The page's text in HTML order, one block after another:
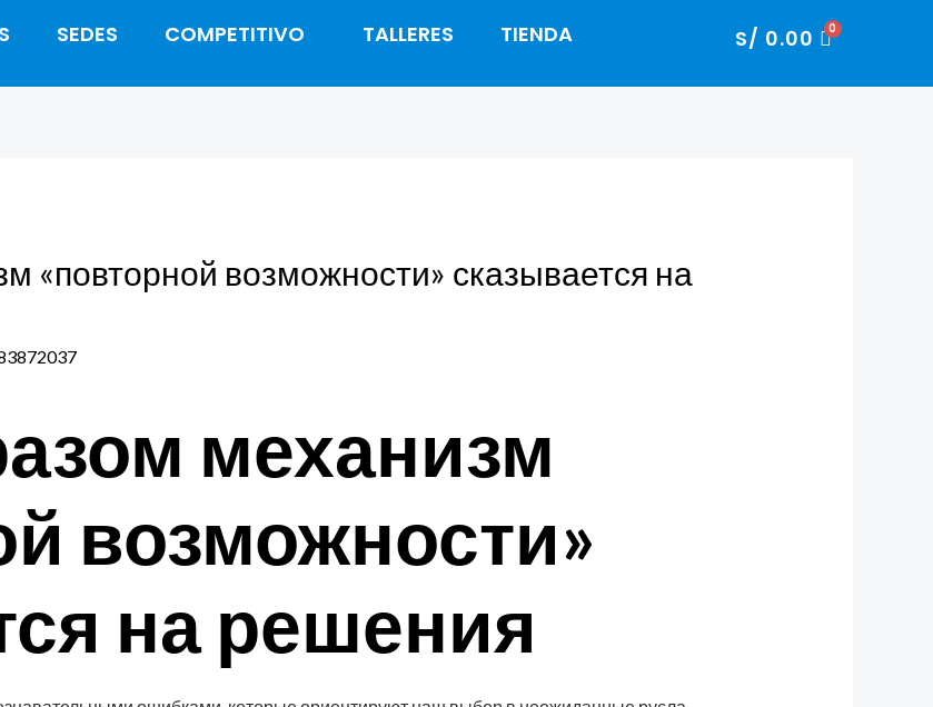
SEDES COMPETITIVO TALLERES TIENDA S/ 0.00 CARRITO
«повторной возможности» сказывается на
механизм
возможности»
на решения